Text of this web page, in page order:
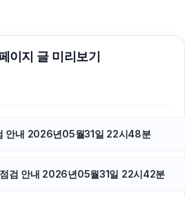
이지 글 미리보기
안내 2026년05월31일 22시48분
검 안내 2026년05월31일 22시42분